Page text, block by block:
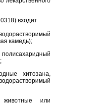
входит
камедь);
хитозана,
животные или